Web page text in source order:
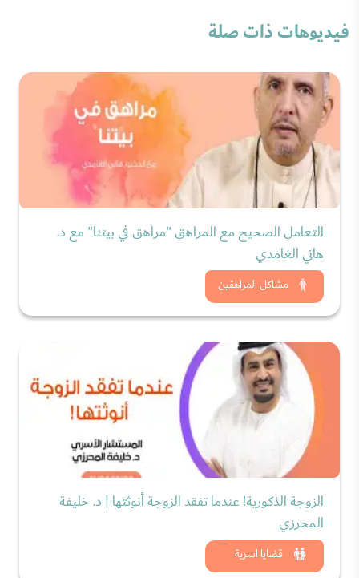
فيديوهات ذات صلة
مشاكل المراهقين
التعامل الصحيح مع المراهق "مراهق في بيتنا" مع د.
هاني الغامدي
شاهد الان
قضايا اسرية
الزوجة الذكورية! عندما تفقد الزوجة أنوثتها | د. خليفة
المحرزي
شاهد الان